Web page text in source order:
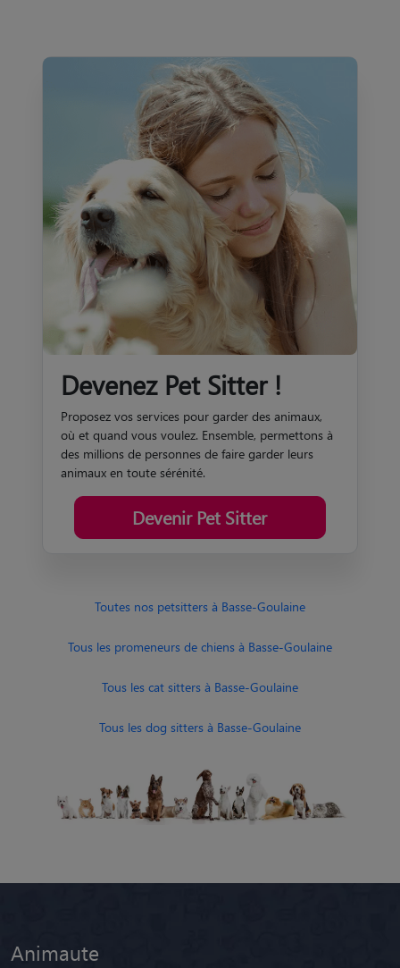
Devenez Pet Sitter !
Proposez vos services pour garder des animaux,
où et quand vous voulez. Ensemble, permettons à
des millions de personnes de faire garder leurs
animaux en toute sérénité.
Devenir Pet Sitter
Toutes nos petsitters à Basse-Goulaine
Tous les promeneurs de chiens à Basse-Goulaine
Tous les cat sitters à Basse-Goulaine
Tous les dog sitters à Basse-Goulaine
Animaute